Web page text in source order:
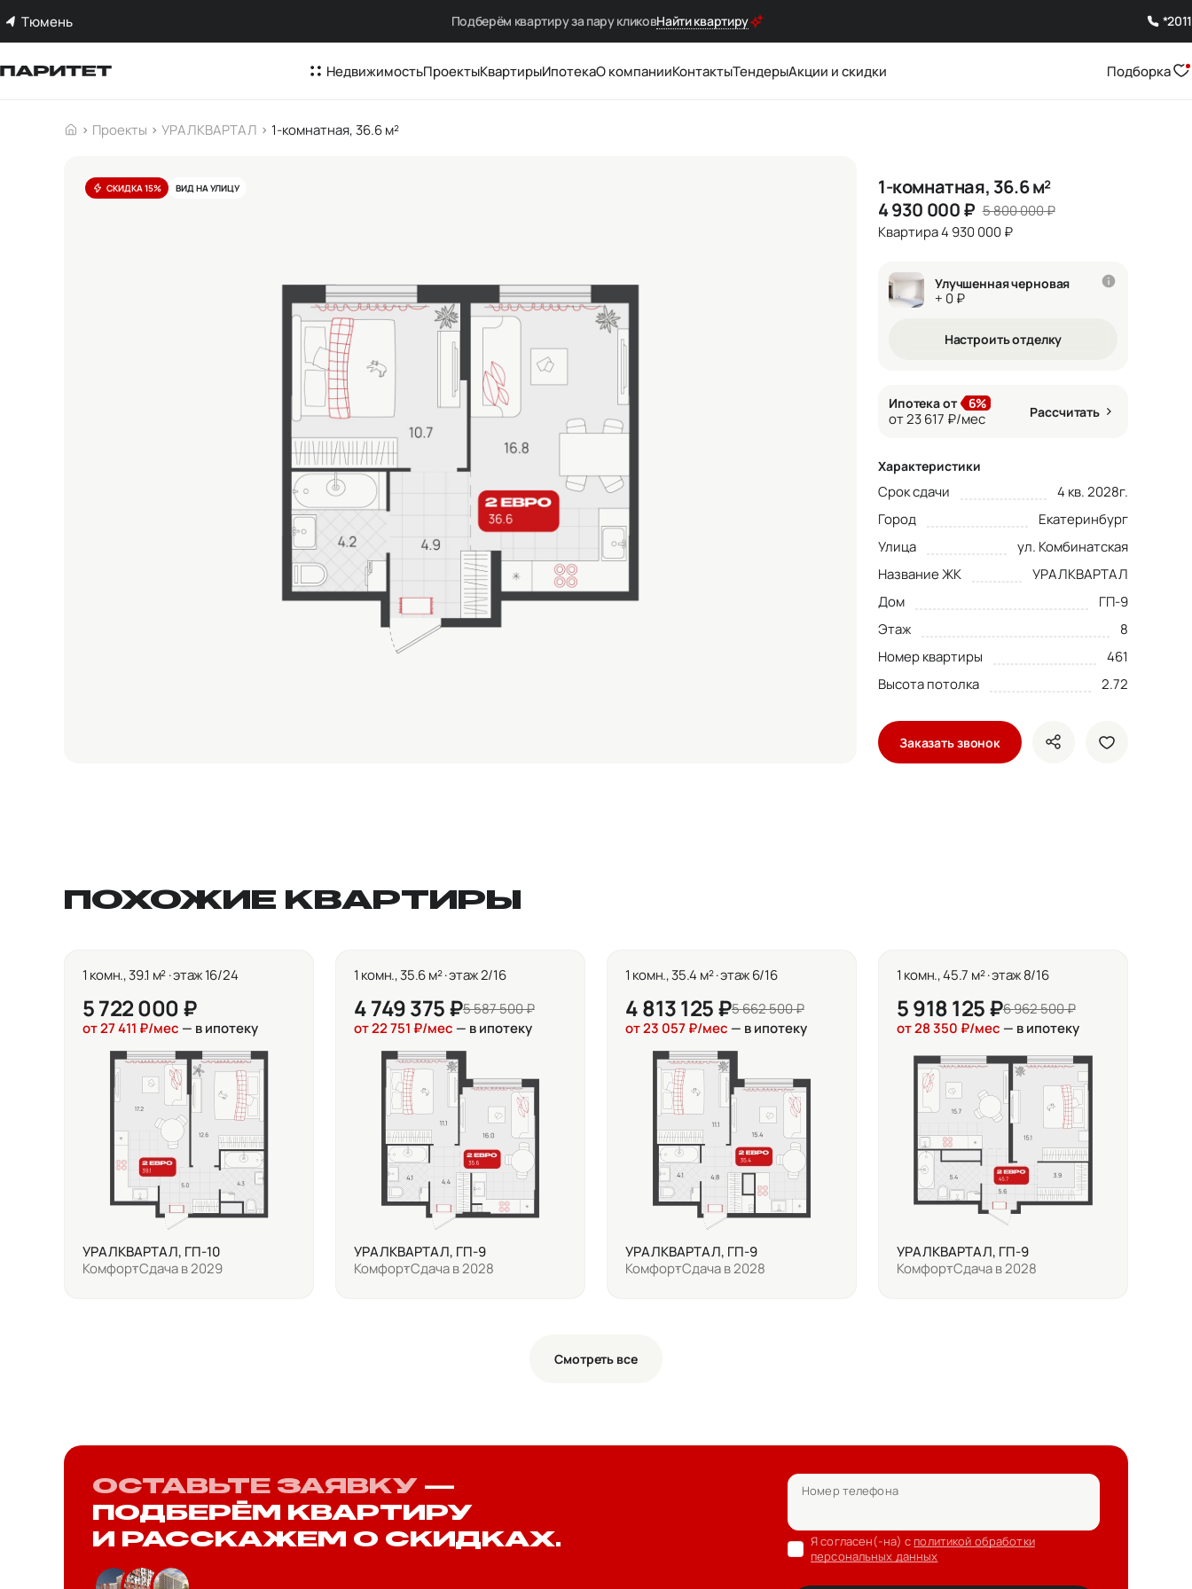
Тюмень Подберём квартиру за пару кликовНайти квартиру *2011
НедвижимостьПроектыКвартирыИпотекаО компанииКонтактыТендерыАкции и скидки Подборка
Проекты УРАЛКВАРТАЛ 1-комнатная, 36.6 м²
СКИДКА 15% ВИД НА УЛИЦУ
1-комнатная, 36.6 м²
4 930 000₽ 5 800 000₽
Квартира 4 930 000 ₽
Улучшенная черновая
+ 0 ₽
Настроить отделку
Ипотека от 6%
от 23 617 ₽/мес Рассчитать
Характеристики
Срок сдачи
4 кв. 2028г.
Город
Екатеринбург
Улица
ул. Комбинатская
Название ЖК
УРАЛКВАРТАЛ
Дом
ГП-9
Этаж
8
Номер квартиры
461
Высота потолка
2.72
Заказать звонок показать кнопки
добавить в
ПОХОЖИЕ КВАРТИРЫ
1 комн., 39.1 м² · этаж 16/24
5 722 000 ₽
от 27 411 ₽/мес — в ипотеку
УРАЛКВАРТАЛ, ГП-10
КомфортСдача в 2029
1 комн., 35.6 м² · этаж 2/16
4 749 375 ₽5 587 500 ₽
от 22 751 ₽/мес — в ипотеку
УРАЛКВАРТАЛ, ГП-9
КомфортСдача в 2028
1 комн., 35.4 м² · этаж 6/16
4 813 125 ₽5 662 500 ₽
от 23 057 ₽/мес — в ипотеку
УРАЛКВАРТАЛ, ГП-9
КомфортСдача в 2028
1 комн., 45.7 м² · этаж 8/16
5 918 125 ₽6 962 500 ₽
от 28 350 ₽/мес — в ипотеку
УРАЛКВАРТАЛ, ГП-9
КомфортСдача в 2028
Смотреть все
ОСТАВЬТЕ ЗАЯВКУ —
ПОДБЕРЁМ КВАРТИРУ
И РАССКАЖЕМ О СКИДКАХ.
Номер телефона
Я согласен(-на) с политикой обработки
персональных данных